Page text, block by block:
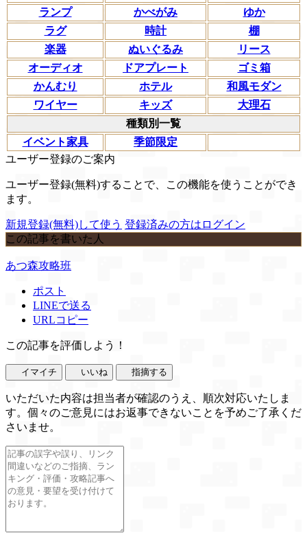
ランプ
かべがみ
ゆか
ラグ
時計
棚
楽器
ぬいぐるみ
リース
オーディオ
ドアプレート
ゴミ箱
かんむり
ホテル
和風モダン
ワイヤー
キッズ
大理石
種類別一覧
イベント家具
季節限定
ユーザー登録のご案内
ユーザー登録(無料)することで、この機能を使うことができ
ます。
新規登録(無料)して使う 登録済みの方はログイン
この記事を書いた人
あつ森攻略班
ポスト
LINEで送る
URLコピー
この記事を評価しよう！
イマイチ いいね 指摘する
いただいた内容は担当者が確認のうえ、順次対応いたしま
す。個々のご意見にはお返事できないことを予めご了承くだ
さいませ。